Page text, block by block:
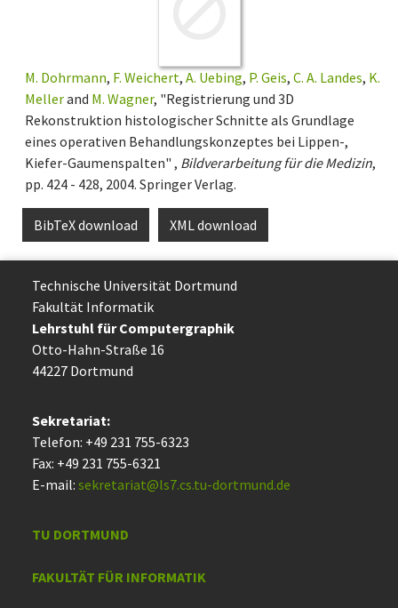
M. Dohrmann, F. Weichert, A. Uebing, P. Geis, C. A. Landes, K.
Mellerand M. Wagner, "Registrierung und 3D
Rekonstruktion histologischer Schnitte als Grundlage
eines operativen Behandlungskonzeptes bei Lippen-,
Kiefer-Gaumenspalten" , Bildverarbeitung für die Medizin,
pp. 424 - 428, 2004. Springer Verlag.
BibTeX download XML download
Technische Uni­ver­si­tät Dort­mund
Fakultät Informatik
Lehrstuhl für Computergraphik
Otto-Hahn-Straße 16
44227 Dort­mund
Sekretariat:
Telefon: +49 231 755-6323
Fax: +49 231 755-6321
E-mail: sekretariat@ls7.cs.tu-dortmund.de
TU DORTMUND
FAKULTÄT FÜR INFORMATIK